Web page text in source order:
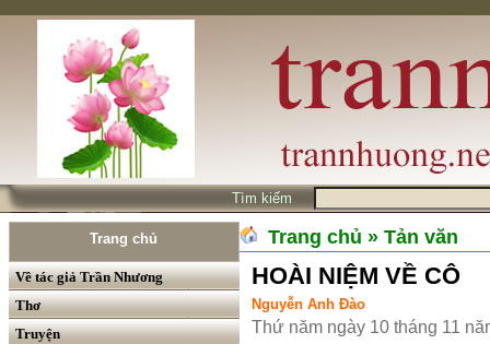
Tìm kiếm
Trang chủ
Về tác giả Trần Nhương
Thơ
Truyện
Trang chủ » Tản văn
HOÀI NIỆM VỀ CÔ
Nguyễn Anh Đào
Thứ năm ngày 10 tháng 11